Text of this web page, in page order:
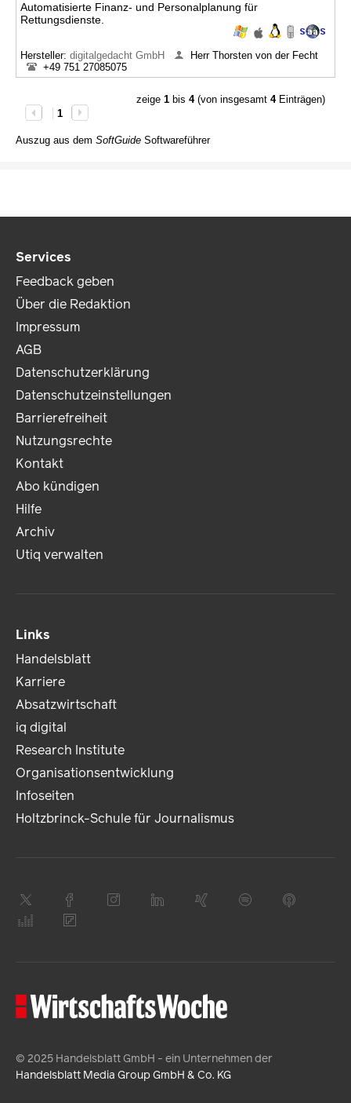
Automatisierte Finanz- und Personalplanung für
Rettungsdienste.
Hersteller: digitalgedacht GmbH
Herr Thorsten von der Fecht
+49 751 27085075
zeige 1bis 4(von insgesamt 4Einträgen)
1
Auszug aus dem SoftGuide Softwareführer
Services
Feedback geben
Über die Redaktion
Impressum
AGB
Datenschutzerklärung
Datenschutzeinstellungen
Barrierefreiheit
Nutzungsrechte
Kontakt
Abo kündigen
Hilfe
Archiv
Utiq verwalten
Links
Handelsblatt
Karriere
Absatzwirtschaft
iq digital
Research Institute
Organisationsentwicklung
Infoseiten
Holtzbrinck-Schule für Journalismus
© 2025 Handelsblatt GmbH - ein Unternehmen der
Handelsblatt Media Group GmbH & Co. KG